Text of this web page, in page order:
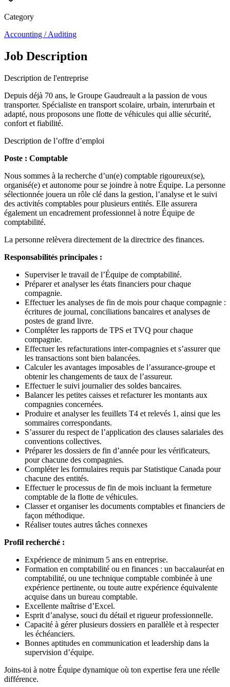
Category
Accounting / Auditing
Job Description
Description de l'entreprise
Depuis déjà 70 ans, le Groupe Gaudreault a la passion de vous
transporter. Spécialiste en transport scolaire, urbain, interurbain et
adapté, nous proposons une flotte de véhicules qui allie sécurité,
confort et fiabilité.
Description de l’offre d’emploi
Poste : Comptable
Nous sommes à la recherche d’un(e) comptable rigoureux(se),
organisé(e) et autonome pour se joindre à notre Équipe. La personne
sélectionnée jouera un rôle clé dans la gestion, l’analyse et le suivi
des activités comptables pour plusieurs entités. Elle assurera
également un encadrement professionnel à notre Équipe de
comptabilité.
La personne relèvera directement de la directrice des finances.
Responsabilités principales :
Superviser le travail de l’Équipe de comptabilité.
Préparer et analyser les états financiers pour chaque
compagnie.
Effectuer les analyses de fin de mois pour chaque compagnie :
écritures de journal, conciliations bancaires et analyses de
postes de grand livre.
Compléter les rapports de TPS et TVQ pour chaque
compagnie.
Effectuer les refacturations inter-compagnies et s’assurer que
les transactions sont bien balancées.
Calculer les avantages imposables de l’assurance-groupe et
obtenir les changements de taux de l’assureur.
Effectuer le suivi journalier des soldes bancaires.
Balancer les petites caisses et refacturer les montants aux
compagnies concernées.
Produire et analyser les feuillets T4 et relevés 1, ainsi que les
sommaires correspondants.
S’assurer du respect de l’application des clauses salariales des
conventions collectives.
Préparer les dossiers de fin d’année pour les vérificateurs,
pour chacune des compagnies.
Compléter les formulaires requis par Statistique Canada pour
chacune des entités.
Effectuer le processus de fin de mois incluant la fermeture
comptable de la flotte de véhicules.
Classer et organiser les documents comptables et financiers de
façon méthodique.
Réaliser toutes autres tâches connexes
Profil recherché :
Expérience de minimum 5 ans en entreprise.
Formation en comptabilité ou en finances : un baccalauréat en
comptabilité, ou une technique comptable combinée à une
expérience pertinente, ou toute autre expérience équivalente
acquise dans un bureau comptable.
Excellente maîtrise d’Excel.
Esprit d’analyse, souci du détail et rigueur professionnelle.
Capacité à gérer plusieurs dossiers en parallèle et à respecter
les échéanciers.
Bonnes aptitudes en communication et leadership dans la
supervision d’équipe.
Joins-toi à notre Équipe dynamique où ton expertise fera une réelle
différence.